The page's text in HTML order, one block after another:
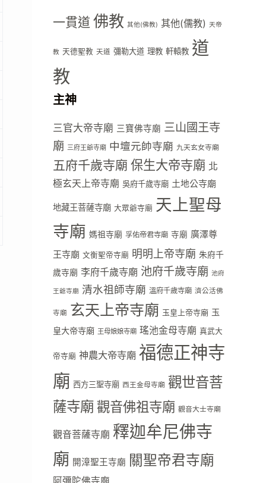
一貫道 佛教 其他(佛教) 其他(儒教) 天帝
教 天德聖教 天道 彌勒大道 理教 軒轅教 道
教
主神
三官大帝寺廟 三寶佛寺廟 三山國王寺
廟 三府王爺寺廟 中壇元帥寺廟 九天玄女寺廟
五府千歲寺廟 保生大帝寺廟 北
極玄天上帝寺廟 吳府千歲寺廟 土地公寺廟
地藏王菩薩寺廟 大眾爺寺廟 天上聖母
寺廟 媽祖寺廟 孚佑帝君寺廟 寺廟 廣澤尊
王寺廟 文衡聖帝寺廟 明明上帝寺廟 朱府千
歲寺廟 李府千歲寺廟 池府千歲寺廟 池府
王爺寺廟 清水祖師寺廟 溫府千歲寺廟 濟公活佛
寺廟 玄天上帝寺廟 玉皇上帝寺廟 玉
皇大帝寺廟 王母娘娘寺廟 瑤池金母寺廟 真武大
帝寺廟 神農大帝寺廟 福德正神寺
廟 西方三聖寺廟 西王金母寺廟 觀世音菩
薩寺廟觀音佛祖寺廟 觀音大士寺廟
觀音菩薩寺廟 釋迦牟尼佛寺
廟 開漳聖王寺廟 關聖帝君寺廟